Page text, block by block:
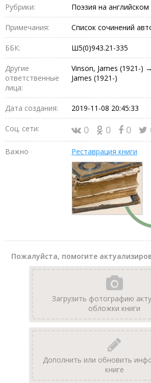
Рубрики: Поэзия на английском
Примечания: Список сочинений
ББК: Ш5(0)943.21-335
Другие
ответственные
лица:
Vinson, James (1921-)
James (1921-)
Дата создания: 2019-11-08 20:45:33
Соц. сети: 0 0 0
Важно Реставрация книги
Пожалуйста, помогите
Загрузить фотографию
обложки книги
Дополнить или обновить
книге